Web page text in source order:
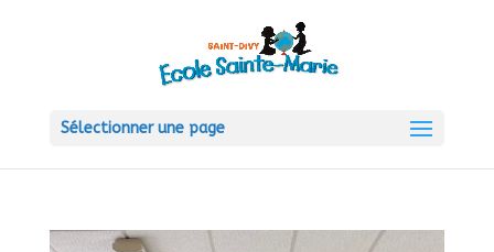
Sélectionner une page